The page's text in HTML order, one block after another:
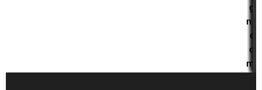
g
n.
c
o
m